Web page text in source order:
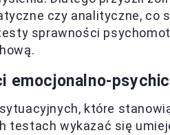
czy analityczne, co
sprawności
emocjonalno-
które
testach wykazać się